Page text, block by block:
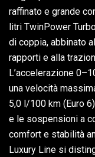
raffinato e grande
litri TwinPower
di coppia, abbinato
rapporti e alla
L’accelerazione
una velocità
5,0 l/100 km (Euro
e le sospensioni a
comfort e stabilità
Luxury Line si